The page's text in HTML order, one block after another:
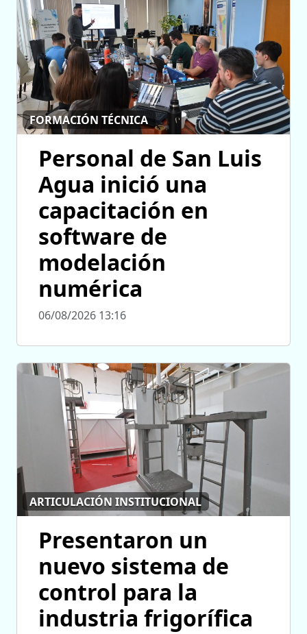
FORMACIÓN TÉCNICA
Personal de San Luis
Agua inició una
capacitación en
software de
modelación
numérica
06/08/2026 13:16
ARTICULACIÓN INSTITUCIONAL
Presentaron un
nuevo sistema de
control para la
industria frigorífica